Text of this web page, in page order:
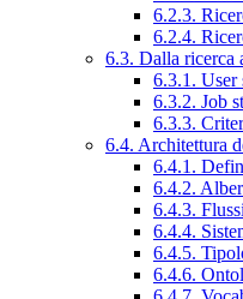
6.2.3.
6.2.4.
6.3. Dalla ricerca
6.3.1. User
6.3.2. Job
6.3.3.
6.4. Architettura
6.4.1.
6.4.2.
6.4.3.
6.4.4.
6.4.5.
6.4.6.